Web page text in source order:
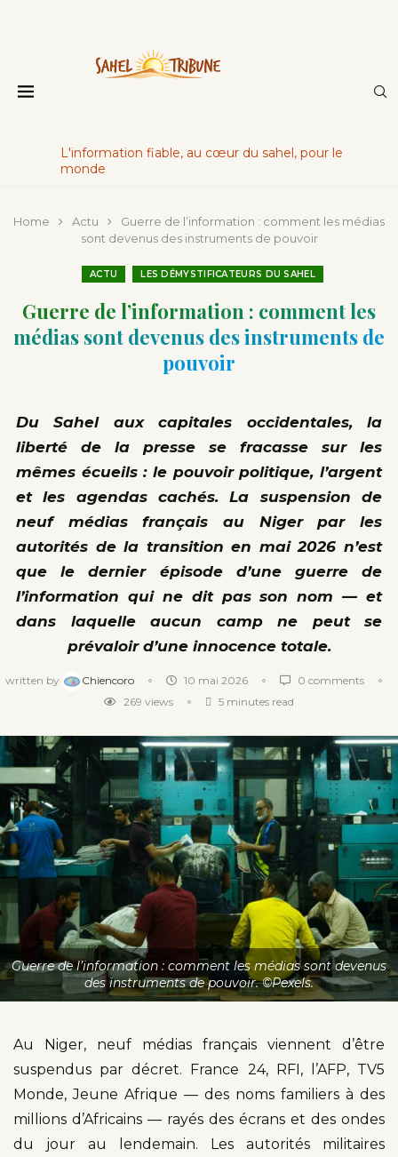
L'information fiable, au cœur du sahel, pour le
monde
Home Actu
Guerre de l’information : comment les médias
sont devenus des instruments de pouvoir
ACTU LES DÉMYSTIFICATEURS DU SAHEL
Guerre de l’information : comment les
médias sont devenus des instruments de
pouvoir
Du Sahel aux capitales occidentales, la
liberté de la presse se fracasse sur les
mêmes écueils : le pouvoir politique, l’argent
et les agendas cachés. La suspension de
neuf médias français au Niger par les
autorités de la transition en mai 2026 n’est
que le dernier épisode d’une guerre de
l’information qui ne dit pas son nom — et
dans laquelle aucun camp ne peut se
prévaloir d’une innocence totale.
written by Chiencoro 10 mai 2026
0 comments
269 views 5 minutes read
Guerre de l’information : comment les médias sont devenus
des instruments de pouvoir. ©Pexels.
Au Niger, neuf médias français viennent d’être
suspendus par décret. France 24, RFI, l’AFP, TV5
Monde, Jeune Afrique — des noms familiers à des
millions d’Africains — rayés des écrans et des ondes
du jour au lendemain. Les autorités militaires